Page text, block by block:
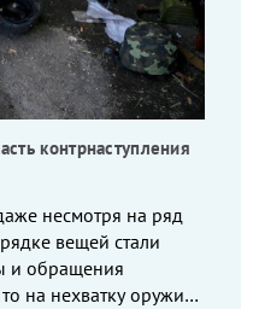
контрнаступления
несмотря на ряд
вещей стали
и обращения
на нехватку оружия,